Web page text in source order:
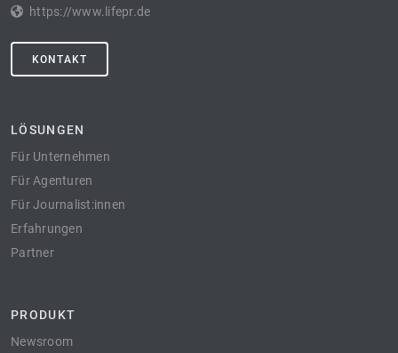
https://www.lifepr.de
KONTAKT
LÖSUNGEN
Für Unternehmen
Für Agenturen
Für Journalist:innen
Erfahrungen
Partner
PRODUKT
Newsroom